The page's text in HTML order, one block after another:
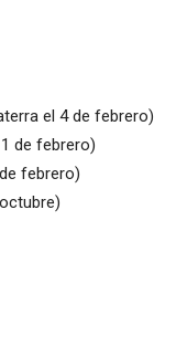
el 4 de febrero)
de febrero)
febrero)